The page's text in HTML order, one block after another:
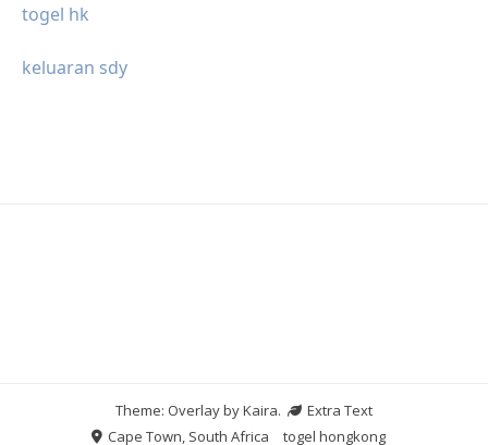
togel hk
keluaran sdy
Theme: Overlay byKaira.
Extra Text
Cape Town, South Africa
togel hongkong